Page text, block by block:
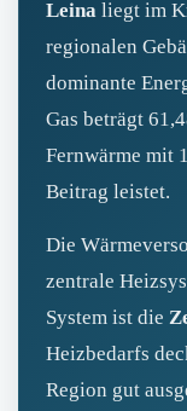
Leina liegt im
regionalen
dominante
Gas beträgt
Fernwärme mit
Beitrag leistet.
Die
zentrale
System ist die
Heizbedarfs
Region gut